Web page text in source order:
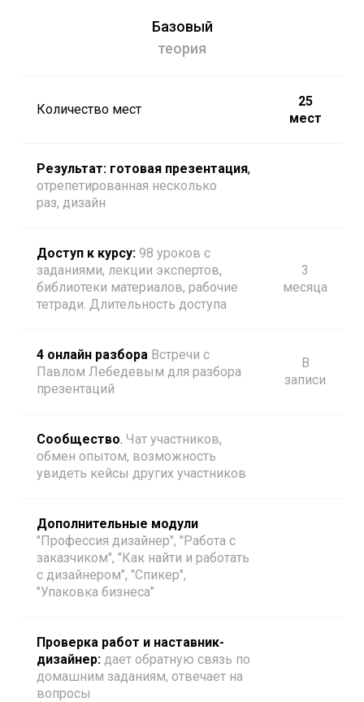
Базовый
теория
Количество мест
25
мест
Результат: готовая презентация,
отрепетированная несколько
раз, дизайн
Доступ к курсу: 98 уроков с
заданиями, лекции экспертов,
библиотеки материалов, рабочие
тетради. Длительность доступа
3
месяца
4 онлайн разбора Встречи с
Павлом Лебедевым для разбора
презентаций
В
записи
Сообщество. Чат участников,
обмен опытом, возможность
увидеть кейсы других участников
Дополнительные модули
"Профессия дизайнер", "Работа с
заказчиком", "Как найти и работать
с дизайнером", "Спикер",
"Упаковка бизнеса"
Проверка работ и наставник-
дизайнер: дает обратную связь по
домашним заданиям, отвечает на
вопросы